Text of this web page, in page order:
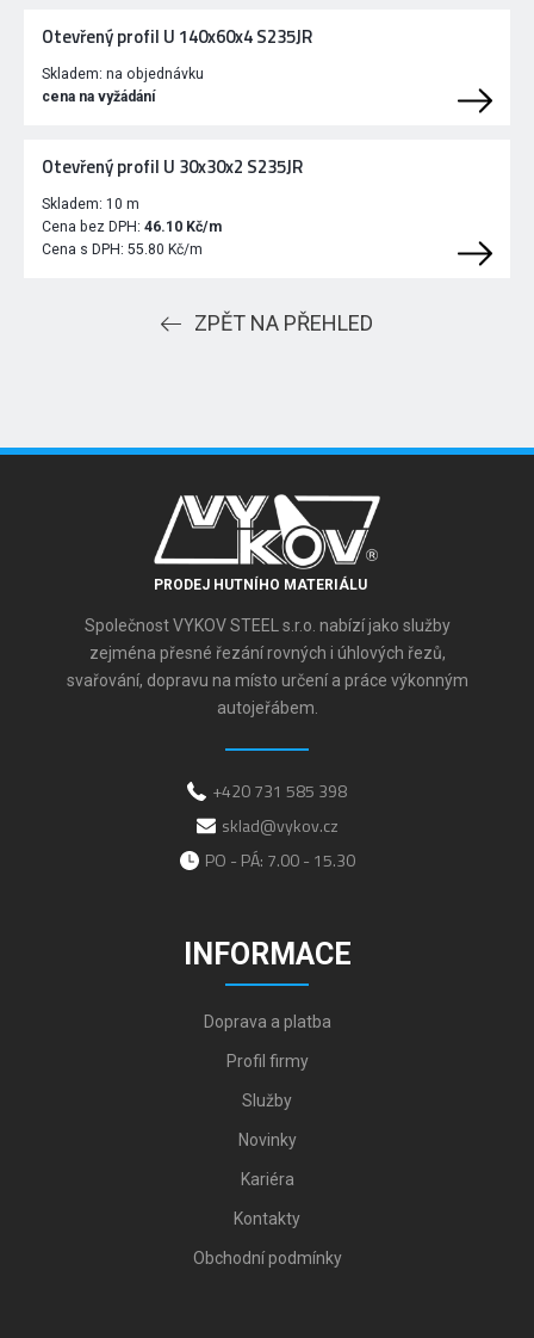
Otevřený profil U 140x60x4 S235JR
Skladem: na objednávku
cena na vyžádání
Otevřený profil U 30x30x2 S235JR
Skladem: 10 m
Cena bez DPH: 46.10 Kč/m
Cena s DPH: 55.80 Kč/m
ZPĚT NA PŘEHLED
PRODEJ HUTNÍHO MATERIÁLU
Společnost VYKOV STEEL s.r.o. nabízí jako služby
zejména přesné řezání rovných i úhlových řezů,
svařování, dopravu na místo určení a práce výkonným
autojeřábem.
+420 731 585 398
sklad@vykov.cz
PO - PÁ: 7.00 - 15.30
INFORMACE
Doprava a platba
Profil firmy
Služby
Novinky
Kariéra
Kontakty
Obchodní podmínky